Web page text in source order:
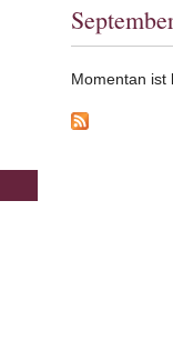
Momentan ist